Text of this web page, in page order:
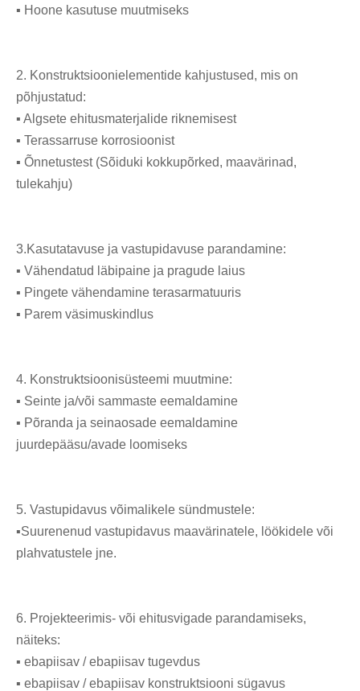
▪ Hoone kasutuse muutmiseks
2. Konstruktsioonielementide kahjustused, mis on
põhjustatud:
▪ Algsete ehitusmaterjalide riknemisest
▪ Terassarruse korrosioonist
▪ Õnnetustest (Sõiduki kokkupõrked, maavärinad,
tulekahju)
3.Kasutatavuse ja vastupidavuse parandamine:
▪ Vähendatud läbipaine ja pragude laius
▪ Pingete vähendamine terasarmatuuris
▪ Parem väsimuskindlus
4. Konstruktsioonisüsteemi muutmine:
▪ Seinte ja/või sammaste eemaldamine
▪ Põranda ja seinaosade eemaldamine
juurdepääsu/avade loomiseks
5. Vastupidavus võimalikele sündmustele:
▪Suurenenud vastupidavus maavärinatele, löökidele või
plahvatustele jne.
6. Projekteerimis- või ehitusvigade parandamiseks,
näiteks:
▪ ebapiisav / ebapiisav tugevdus
▪ ebapiisav / ebapiisav konstruktsiooni sügavus